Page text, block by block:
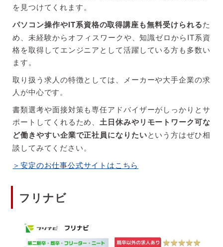
を見つけてくれます。
パソコン操作やIT系資格の取得講座も無料受けられるた
め、未経験からオフィスワークや、知識ゼロからIT系資
格を取得してエンジニアとして活躍している方も多数い
ます。
取り扱う求人の特徴としては、メーカーや大手企業の求
人が中心です。
書類選考や面接対策も専任アドバイザーがしっかりとサ
ポートしてくれるため、 土日休みやリモートワーク可な
ど働きやすい企業で正社員になりたいという方はぜひ相
談してみてください。
＞安定のお仕事公式サイトはこちら
フリナビ